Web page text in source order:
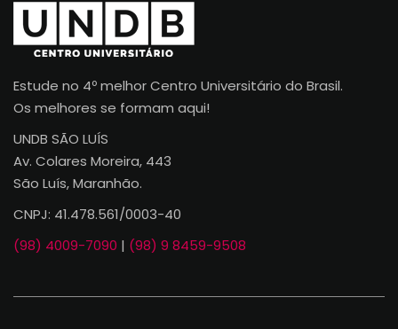
Estude no 4º melhor Centro Universitário do Brasil.
Os melhores se formam aqui!
UNDB SÃO LUÍS
Av. Colares Moreira, 443
São Luís, Maranhão.
CNPJ: 41.478.561/0003-40
(98) 4009-7090 | (98) 9 8459-9508